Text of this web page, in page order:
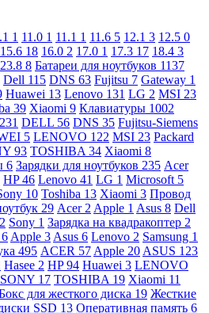
1 11.0 1 11.1 1 11.6 5 12.1 3 12.5 0
15.6 18 16.0 2 17.0 1 17.3 17 18.4 3
23.8 8 Батареи для ноутбуков 1137
Dell 115 DNS 63 Fujitsu 7 Gateway 1
Huawei 13 Lenovo 131 LG 2 MSI 23
39 Xiaomi 9 Клавиатуры 1002
231 DELL 56 DNS 35 Fujitsu-Siemens
5 LENOVO 122 MSI 23 Packard
93 TOSHIBA 34 Xiaomi 8
6 Зарядки для ноутбуков 235 Acer
HP46 Lenovo 41 LG 1 Microsoft 5
10 Toshiba 13 Xiaomi 3 Провод
29 Acer 2 Apple 1 Asus 8 Dell
2 Sony 1 Зарядка на квадракоптер 2
6 Apple 3 Asus 6 Lenovo 2 Samsung 1
495 ACER 57 Apple 20 ASUS 123
Hasee 2 HP94 Huawei 3 LENOVO
SONY 17 TOSHIBA 19 Xiaomi 11
для жесткого диска 19 Жесткие
SSD 13 Оперативная память 6